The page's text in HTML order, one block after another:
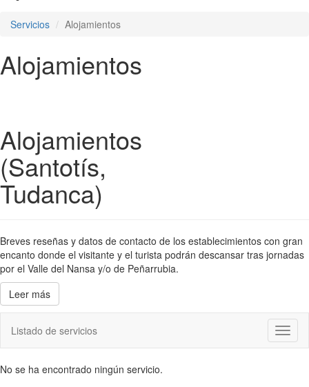
Servicios Alojamientos
Alojamientos
Alojamientos
(Santotís,
Tudanca)
Breves reseñas y datos de contacto de los establecimientos con gran
encanto donde el visitante y el turista podrán descansar tras jornadas
por el Valle del Nansa y/o de Peñarrubia.
Leer más
Listado de servicios
No se ha encontrado ningún servicio.